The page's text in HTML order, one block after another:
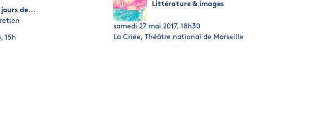
jours de...
15h
Littérature & images
samedi 27 mai 2017, 18h30
La Criée, Théâtre national de Marseille